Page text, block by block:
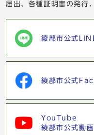
届出、各種証明書の発行
綾部市公式
綾部市公式
YouTube
綾部市公式動